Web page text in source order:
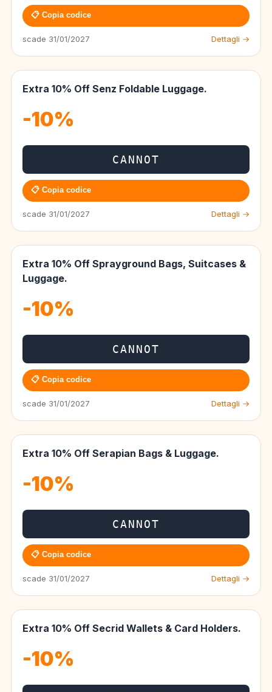
📋 Copia codice
scade 31/01/2027 Dettagli →
Extra 10% Off Senz Foldable Luggage.
-10%
CANNOT
📋 Copia codice
scade 31/01/2027 Dettagli →
Extra 10% Off Sprayground Bags, Suitcases &
Luggage.
-10%
CANNOT
📋 Copia codice
scade 31/01/2027 Dettagli →
Extra 10% Off Serapian Bags & Luggage.
-10%
CANNOT
📋 Copia codice
scade 31/01/2027 Dettagli →
Extra 10% Off Secrid Wallets & Card Holders.
-10%